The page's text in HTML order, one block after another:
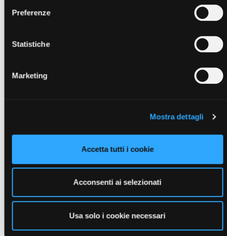
Preferenze
Statistiche
Marketing
Mostra dettagli
Accetta tutti i cookie
Acconsenti ai selezionati
Usa solo i cookie necessari
di tono.